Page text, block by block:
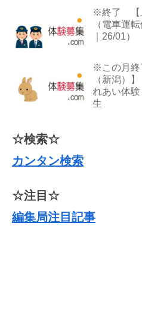
※終了 【
（電車運
｜26/01）
※この月
（新潟）
れあい体
生
☆検索☆
カンタン検索
☆注目☆
編集局注目記事